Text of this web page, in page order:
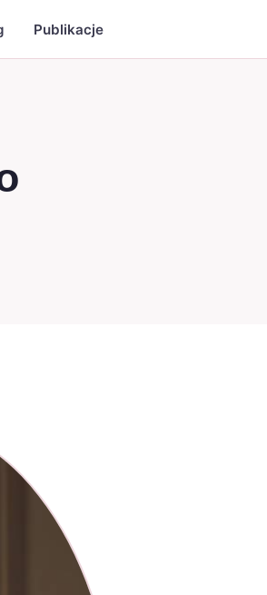
Publikacje